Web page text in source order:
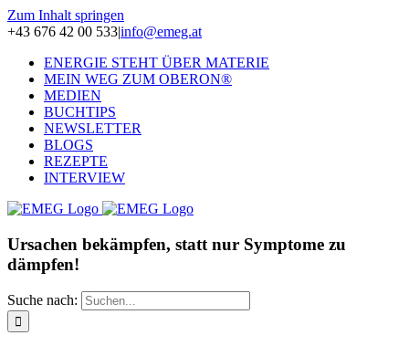
Zum Inhalt springen
+43 676 42 00 533|info@emeg.at
ENERGIE STEHT ÜBER MATERIE
MEIN WEG ZUM OBERON®
MEDIEN
BUCHTIPS
NEWSLETTER
BLOGS
REZEPTE
INTERVIEW
Ursachen bekämpfen, statt nur Symptome zu
dämpfen!
Suche nach: